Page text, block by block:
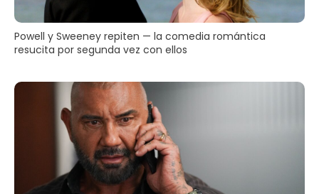
Powell y Sweeney repiten — la comedia romántica
resucita por segunda vez con ellos